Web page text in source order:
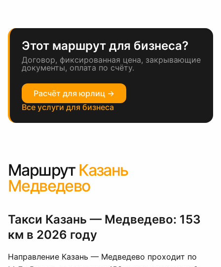
Этот маршрут для бизнеса?
Договор, фиксированная цена, закрывающие
документы, оплата по счёту.
Расчёт для юрлиц →
Все услуги для бизнеса
Маршрут Казань
Медведево
Такси Казань — Медведево: 153
км в 2026 году
Направление Казань — Медведево проходит по